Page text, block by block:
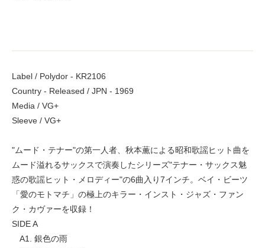
Label / Polydor - KR2106
Country - Released / JPN - 1969
Media / VG+
Sleeve / VG+
"ムード・テナー"の第一人者、秋本薫による昭和歌謡ヒット曲を
ムード溢れるサックスで演奏したシリーズ"テナー・サックス魅
惑の歌謡ヒット・メロディー"の6曲入り7インチ。ベイ・ビーツ
「愛のモトマチ」の極上のキラー・インスト・ジャズ・ファン
ク・カヴァーを収録！
SIDE A
A1. 銀色の雨